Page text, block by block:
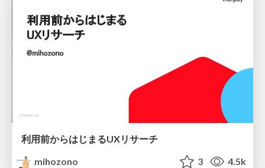
利用前からはじまるUXリサーチ
mihozono
3 4.5k